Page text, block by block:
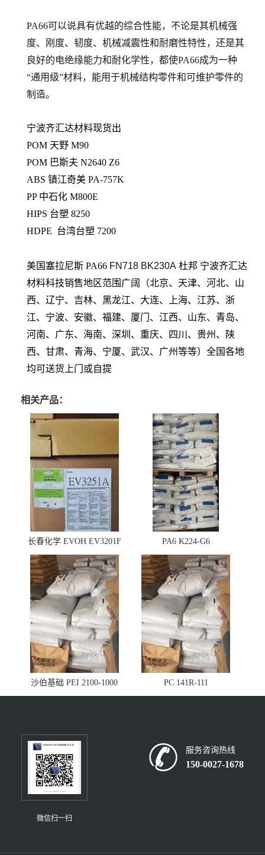
PA66可以说具有优越的综合性能，不论是其机械强
度、刚度、韧度、机械减震性和耐磨性特性，还是其
良好的电绝缘能力和耐化学性，都使PA66成为一种
“通用级”材料，能用于机械结构零件和可维护零件的
制造。
宁波齐汇达材料现货出
POM 天野 M90
POM 巴斯夫 N2640 Z6
ABS 镇江奇美 PA-757K
PP 中石化 M800E
HIPS 台塑 8250
HDPE 台湾台塑 7200
美国塞拉尼斯 PA66 FN718 BK230A 杜邦 宁波齐汇达
材料科技销售地区范围广阔（北京、天津、河北、山
西、辽宁、吉林、黑龙江、大连、上海、江苏、浙
江、宁波、安徽、福建、厦门、江西、山东、青岛、
河南、广东、海南、深圳、重庆、四川、贵州、陕
西、甘肃、青海、宁厦、武汉、广州等等）全国各地
均可送货上门或自提
相关产品：
长春化学 EVOH EV3201F PA6 K224-G6
沙伯基础 PEI 2100-1000 PC 141R-111
微信扫一扫
服务咨询热线
150-0027-1678